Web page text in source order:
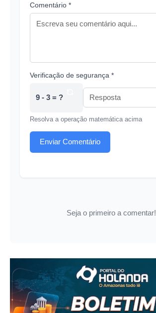
Comentário *
Verificação de segurança *
9 - 3 = ?
Resolva a operação matemática acima
Enviar Comentário
Seja o primeiro a comentar!